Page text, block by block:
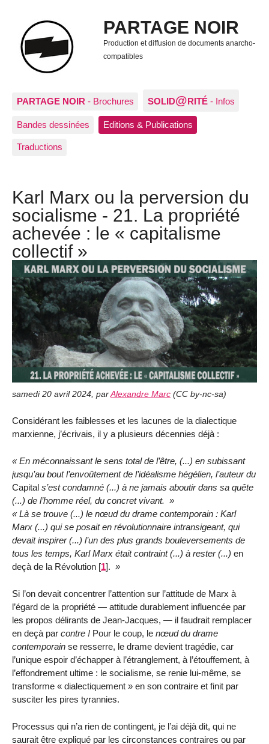
PARTAGE NOIR
Production et diffusion de documents anarcho-
compatibles
PARTAGE NOIR - Brochures SOLID@RITÉ - Infos
Bandes dessinées Editions & Publications
Traductions
Karl Marx ou la perversion du
socialisme - 21. La propriété
achevée : le « capitalisme
collectif »
samedi 20 avril 2024, parAlexandre Marc (CC by-nc-sa)
Considérant les faiblesses et les lacunes de la dialectique
marxienne, j’écrivais, il y a plusieurs décennies déjà :
En méconnaissant le sens total de l’être, (...) en subissant
jusqu’au bout l’envoûtement de l’idéalisme hégélien, l’auteur du
Capital s’est condamné (...) à ne jamais aboutir dans sa quête
(...) de l’homme réel, du concret vivant.
Là se trouve (...) le nœud du drame contemporain : Karl
Marx (...) qui se posait en révolutionnaire intransigeant, qui
devait inspirer (...) l’un des plus grands bouleversements de
tous les temps, Karl Marx était contraint (...) à rester (...) en
deçà de la Révolution [1].
Si l’on devait concentrer l’attention sur l’attitude de Marx à
l’égard de la propriété — attitude durablement influencée par
les propos délirants de Jean-Jacques, — il faudrait remplacer
en deçà par contre ! Pour le coup, le nœud du drame
contemporain se resserre, le drame devient tragédie, car
l’unique espoir d’échapper à l’étranglement, à l’étouffement, à
l’effondrement ultime : le socialisme, se renie lui-même, se
transforme « dialectiquement » en son contraire et finit par
susciter les pires tyrannies.
Processus qui n’a rien de contingent, je l’ai déjà dit, qui ne
saurait être expliqué par les circonstances contraires ou par